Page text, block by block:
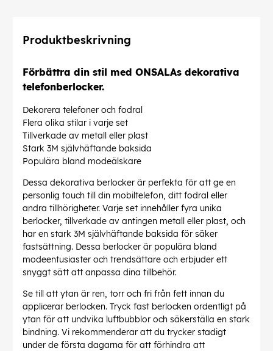
Produktbeskrivning
Förbättra din stil med ONSALAs dekorativa
telefonberlocker.
Dekorera telefoner och fodral
Flera olika stilar i varje set
Tillverkade av metall eller plast
Stark 3M självhäftande baksida
Populära bland modeälskare
Dessa dekorativa berlocker är perfekta för att ge en
personlig touch till din mobiltelefon, ditt fodral eller
andra tillhörigheter. Varje set innehåller fyra unika
berlocker, tillverkade av antingen metall eller plast, och
har en stark 3M självhäftande baksida för säker
fastsättning. Dessa berlocker är populära bland
modeentusiaster och trendsättare och erbjuder ett
snyggt sätt att anpassa dina tillbehör.
Se till att ytan är ren, torr och fri från fett innan du
applicerar berlocken. Tryck fast berlocken ordentligt på
ytan för att undvika luftbubblor och säkerställa en stark
bindning. Vi rekommenderar att du trycker stadigt
under de första dagarna för att förhindra att